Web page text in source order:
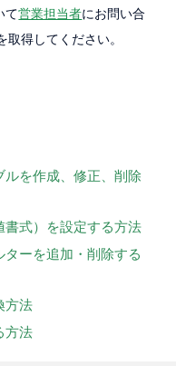
て営業担当者にお問い合
得してください。
ルを作成、修正、削除
書式）を設定する方法
ーを追加・削除する
方法
方法